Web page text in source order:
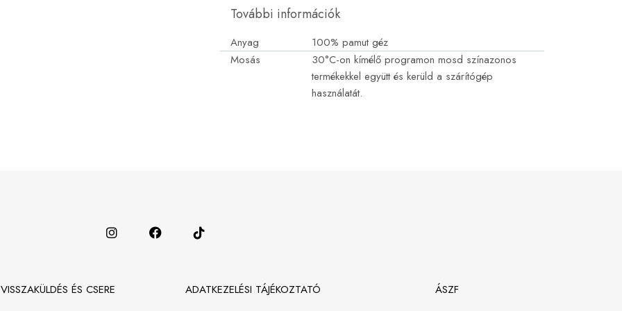
További információk
Anyag
100% pamut géz
Mosás
30°C-on kímélő programon mosd színazonos
termékekkel együtt és kerüld a szárítógép
használatát.
VISSZAKÜLDÉS ÉS CSERE ADATKEZELÉSI TÁJÉKOZTATÓ ÁSZF